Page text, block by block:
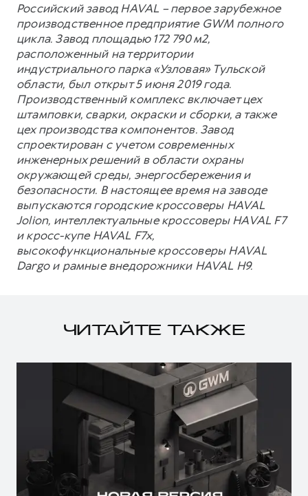
Российский завод HAVAL – первое зарубежное
производственное предприятие GWM полного
цикла. Завод площадью 172 790 м2,
расположенный на территории
индустриального парка «Узловая» Тульской
области, был открыт 5 июня 2019 года.
Производственный комплекс включает цех
штамповки, сварки, окраски и сборки, а также
цех производства компонентов. Завод
спроектирован с учетом современных
инженерных решений в области охраны
окружающей среды, энергосбережения и
безопасности. В настоящее время на заводе
выпускаются городские кроссоверы HAVAL
Jolion, интеллектуальные кроссоверы HAVAL F7
и кросс-купе HAVAL F7x,
высокофункциональные кроссоверы HAVAL
Dargo и рамные внедорожники HAVAL H9.
ЧИТАЙТЕ ТАКЖЕ